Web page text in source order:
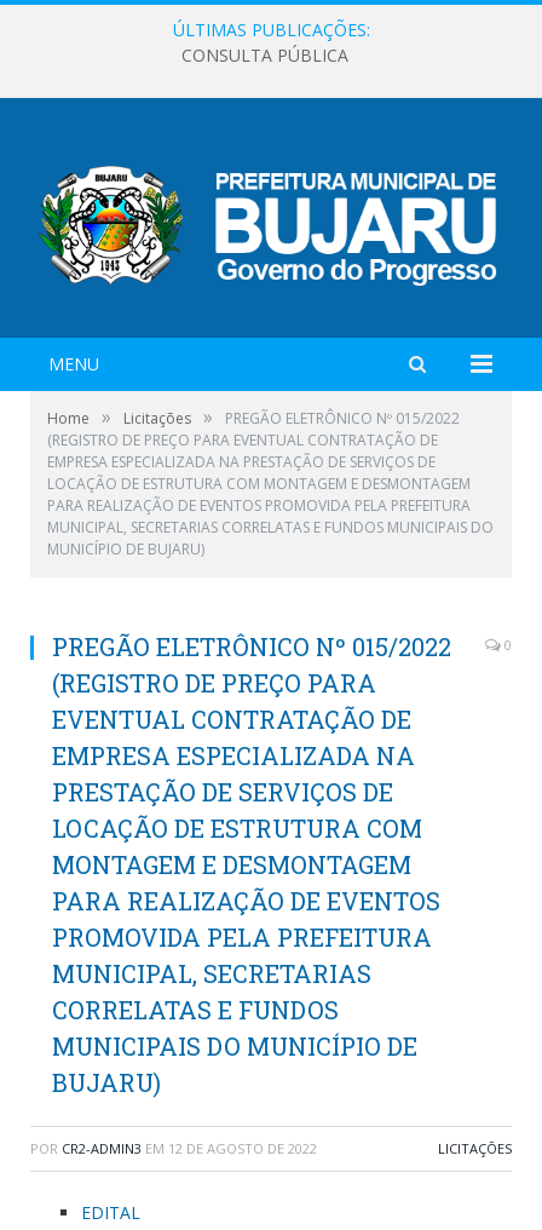
ÚLTIMAS PUBLICAÇÕES:
CONSULTA PÚBLICA
MENU
Home » Licitações »
PREGÃO ELETRÔNICO Nº 015/2022
(REGISTRO DE PREÇO PARA EVENTUAL CONTRATAÇÃO DE
EMPRESA ESPECIALIZADA NA PRESTAÇÃO DE SERVIÇOS DE
LOCAÇÃO DE ESTRUTURA COM MONTAGEM E DESMONTAGEM
PARA REALIZAÇÃO DE EVENTOS PROMOVIDA PELA PREFEITURA
MUNICIPAL, SECRETARIAS CORRELATAS E FUNDOS MUNICIPAIS DO
MUNICÍPIO DE BUJARU)
PREGÃO ELETRÔNICO Nº 015/2022
(REGISTRO DE PREÇO PARA
EVENTUAL CONTRATAÇÃO DE
EMPRESA ESPECIALIZADA NA
PRESTAÇÃO DE SERVIÇOS DE
LOCAÇÃO DE ESTRUTURA COM
MONTAGEM E DESMONTAGEM
PARA REALIZAÇÃO DE EVENTOS
PROMOVIDA PELA PREFEITURA
MUNICIPAL, SECRETARIAS
CORRELATAS E FUNDOS
MUNICIPAIS DO MUNICÍPIO DE
BUJARU)
0
POR CR2-ADMIN3 EM 12 DE AGOSTO DE 2022 LICITAÇÕES
EDITAL